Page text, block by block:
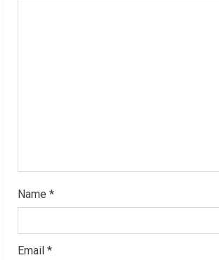
Name *
Email *